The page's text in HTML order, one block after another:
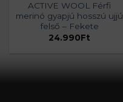
ACTIVE WOOL Férfi
merinó gyapjú hosszú ujjú
felső – Fekete
24.990Ft